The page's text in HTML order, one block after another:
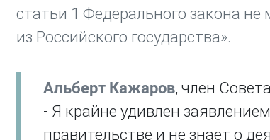
статьи 1 Федерального закона
из Российского государства».
Альберт Кажаров, член
- Я крайне удивлен
правительстве и не знает о